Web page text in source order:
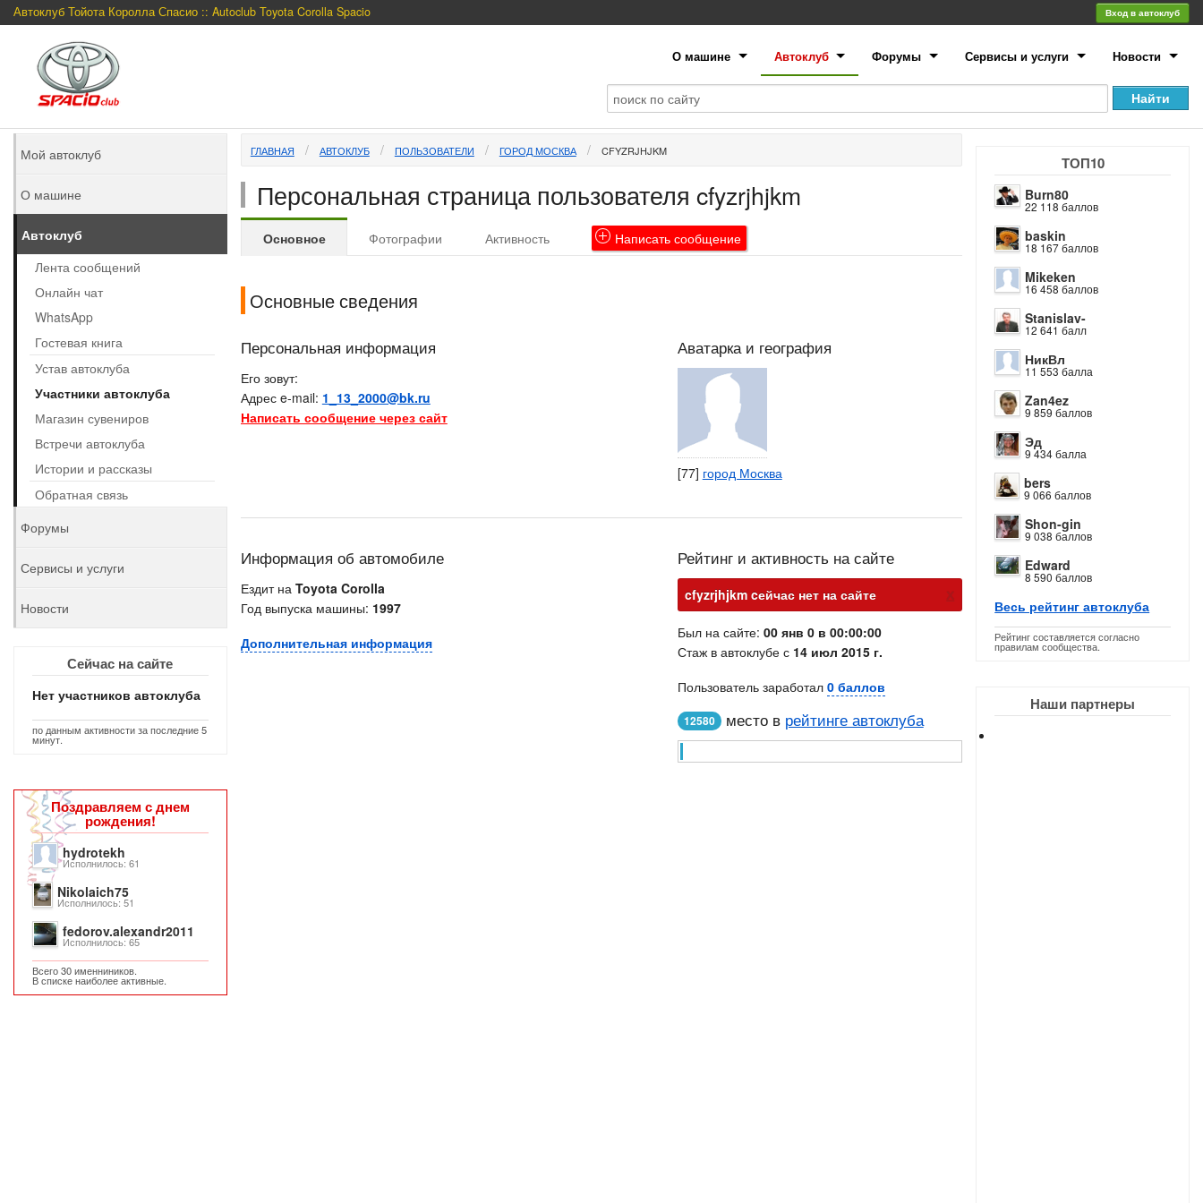
Автоклуб Тойота Королла Спасио :: Autoclub Toyota Corolla Spacio Вход в автоклуб
О машине Автоклуб Форумы Сервисы и услуги Новости
ТОП10
Burn80
22 118 баллов
baskin
18 167 баллов
Mikeken
16 458 баллов
Stanislav-
12 641 балл
НикВл
11 553 балла
Zan4ez
9 859 баллов
Эд
9 434 балла
bers
9 066 баллов
Shon-gin
9 038 баллов
Edward
8 590 баллов
Весь рейтинг автоклуба
Рейтинг составляется согласно
правилам сообщества.
Наши партнеры
ГЛАВНАЯ АВТОКЛУБ ПОЛЬЗОВАТЕЛИ ГОРОД МОСКВА CFYZRJHJKM
Персональная страница пользователя cfyzrjhjkm
Основное Фотографии Активность Написатьсообщение
Основные сведения
Персональная информация
Его зовут:
Адрес e-mail: 1_13_2000@bk.ru
Написать сообщение через сайт
Аватарка и география
[77] город Москва
Информация об автомобиле
Ездит на Toyota Corolla
Год выпуска машины: 1997
Дополнительная информация
Рейтинг и активность на сайте
cfyzrjhjkm cейчас нет на сайте х
Был на сайте: 00 янв 0 в 00:00:00
Стаж в автоклубе с 14 июл 2015 г.
Пользователь заработал 0 баллов
12580 место в рейтинге автоклуба
Мой автоклуб
О машине
Автоклуб
Лента сообщений
Онлайн чат
WhatsApp
Гостевая книга
Устав автоклуба
Участники автоклуба
Магазин сувениров
Встречи автоклуба
Истории и рассказы
Обратная связь
Форумы
Сервисы и услуги
Новости
Сейчас на сайте
Нет участников автоклуба
по данным активности за последние 5
минут.
Поздравляем с днем
рождения!
hydrotekh
Исполнилось: 61
Nikolaich75
Исполнилось: 51
fedorov.alexandr2011
Исполнилось: 65
Всего 30 именниников.
В списке наиболее активные.